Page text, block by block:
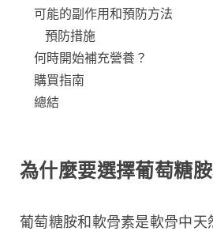
可能的副作用和預防方法
預防措施
何時開始補充營養？
購買指南
總結
為什麼要選擇葡萄糖
葡萄糖胺和軟骨素是軟骨中天